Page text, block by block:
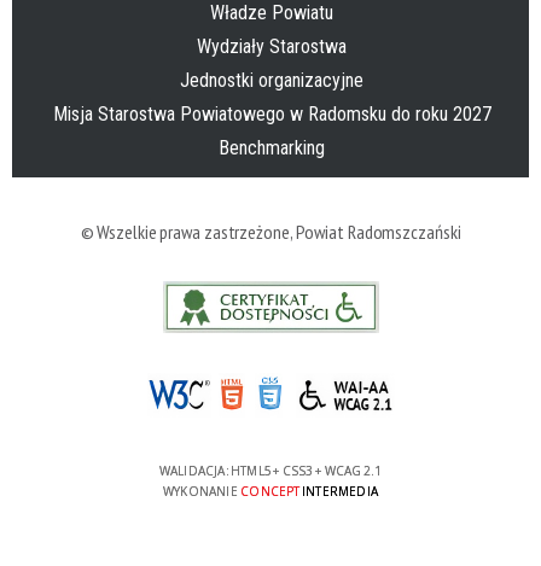
Władze Powiatu
Wydziały Starostwa
Jednostki organizacyjne
Misja Starostwa Powiatowego w Radomsku do roku 2027
Benchmarking
© Wszelkie prawa zastrzeżone,Powiat Radomszczański
WALIDACJA: HTML5+ CSS3 + WCAG 2.1
WYKONANIE CONCEPTINTERMEDIA